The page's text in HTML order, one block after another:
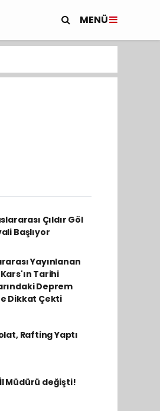
MENÜ
Çıldır Göl
Başlıyor
Yayınlanan
Tarihi
Deprem
Dikkat Çekti
Rafting Yaptı
İl Müdürü değişti!